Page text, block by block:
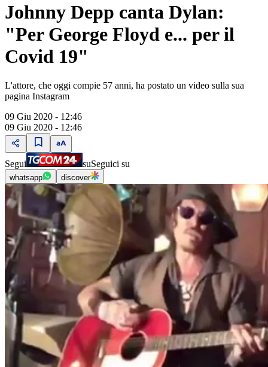
Johnny Depp canta Dylan:
"Per George Floyd e... per il
Covid 19"
L'attore, che oggi compie 57 anni, ha postato un video sulla sua
pagina Instagram
09 Giu 2020 - 12:46
09 Giu 2020 - 12:46
Segui suSeguici su
whatsapp discover